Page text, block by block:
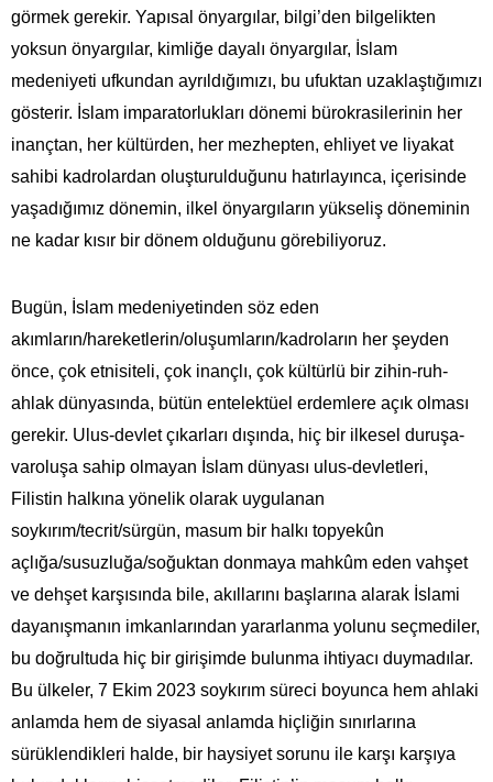
görmek gerekir. Yapısal önyargılar, bilgi’den bilgelikten
yoksun önyargılar, kimliğe dayalı önyargılar, İslam
medeniyeti ufkundan ayrıldığımızı, bu ufuktan uzaklaştığımızı
gösterir. İslam imparatorlukları dönemi bürokrasilerinin her
inançtan, her kültürden, her mezhepten, ehliyet ve liyakat
sahibi kadrolardan oluşturulduğunu hatırlayınca, içerisinde
yaşadığımız dönemin, ilkel önyargıların yükseliş döneminin
ne kadar kısır bir dönem olduğunu görebiliyoruz.
Bugün, İslam medeniyetinden söz eden
akımların/hareketlerin/oluşumların/kadroların her şeyden
önce, çok etnisiteli, çok inançlı, çok kültürlü bir zihin-ruh-
ahlak dünyasında, bütün entelektüel erdemlere açık olması
gerekir. Ulus-devlet çıkarları dışında, hiç bir ilkesel duruşa-
varoluşa sahip olmayan İslam dünyası ulus-devletleri,
Filistin halkına yönelik olarak uygulanan
soykırım/tecrit/sürgün, masum bir halkı topyekûn
açlığa/susuzluğa/soğuktan donmaya mahkûm eden vahşet
ve dehşet karşısında bile, akıllarını başlarına alarak İslami
dayanışmanın imkanlarından yararlanma yolunu seçmediler,
bu doğrultuda hiç bir girişimde bulunma ihtiyacı duymadılar.
Bu ülkeler, 7 Ekim 2023 soykırım süreci boyunca hem ahlaki
anlamda hem de siyasal anlamda hiçliğin sınırlarına
sürüklendikleri halde, bir haysiyet sorunu ile karşı karşıya